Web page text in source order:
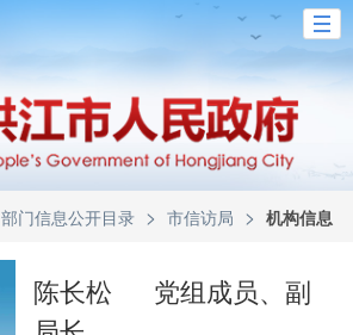
部门信息公开目录 > 市信访局 > 机构信息
陈长松
党组成员、副